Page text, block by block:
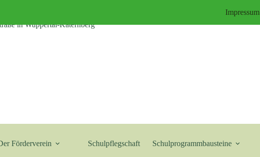
Impressum
Förderverein Schulpflegschaft Schulprogrammbausteine